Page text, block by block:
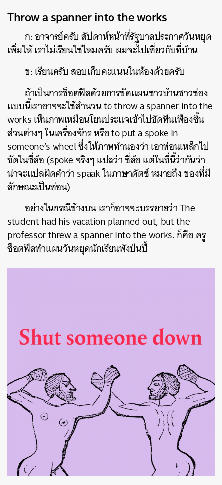
Throw a spanner into the works
ก: อาจารย์ครับ สัปดาห์หน้าที่รัฐบาลประกาศวันหยุด
เพิ่มให้ เราไม่เรียนใช่ไหมครับ ผมจะไปเที่ยวกับที่บ้าน
ข: เรียนครับ สอบเก็บคะแนนในห้องด้วยครับ
ถ้าเป็นการช็อตฟีลด้วยการขัดแผนชาวบ้านชาวช่อง
แบบนี้เราอาจจะใช้สำนวน to throw a spanner into the
works เห็นภาพเหมือนโยนประแจเข้าไปขัดฟันเฟืองชิ้น
ส่วนต่างๆ ในเครื่องจักร หรือ to put a spoke in
someone’s wheel ซึ่งให้ภาพทำนองว่า เอาท่อนเหล็กไป
ขัดในซี่ล้อ (spoke จริงๆ แปลว่า ซี่ล้อ แต่ในที่นี้ว่ากันว่า
น่าจะแปลผิดคำว่า spaak ในภาษาดัตช์ หมายถึง ของที่มี
ลักษณะเป็นท่อน)
อย่างในกรณีข้างบน เราก็อาจจะบรรยายว่า The
student had his vacation planned out, but the
professor threw a spanner into the works. ก็คือ ครู
ช็อตฟีลทำแผนวันหยุดนักเรียนพังป่นปี้